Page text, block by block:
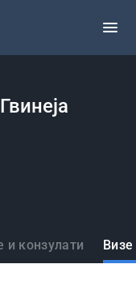
и конзулати